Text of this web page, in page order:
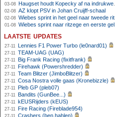
03-08 Haugset houdt Kopecky af na indrukwekkende solo van 86 kilometer
02-08 AZ klopt PSV in Johan Cruijff-schaal
02-08 Wiebes sprint in het geel naar tweede ritzege
01-08 Wiebes sprint naar ritzege en eerste gele trui in Tour Femmes
laatste updates
27-11 Lennies F1 Power Turbo (le0nard01)
27-11 TEAM-UAG (UAG)
27-11 Big Frank Racing (fixitfrank)
27-11 Firehawk (Powershredder)
27-11 Team Blitzer (JimboBlitzer)
27-11 Cosa Nostra volle gaas (Kronebizzle)
27-11 Pleb GP (pleb07)
27-11 Bandits (GunBee...)
27-11 kEUSRijders (kEUS)
27-11 Fire Racing (Fireblade954)
27-11 Crashers (ben.hahlen)